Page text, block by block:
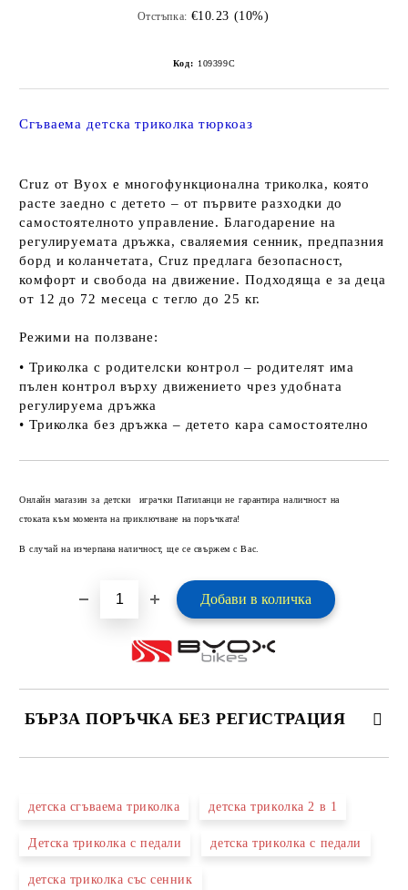
Отстъпка: €10.23 (10%)
Код: 109399C
Сгъваема детска триколка тюркоаз
Cruz от Byox е многофункционална триколка, която
расте заедно с детето – от първите разходки до
самостоятелното управление. Благодарение на
регулируемата дръжка, сваляемия сенник, предпазния
борд и коланчетата, Cruz предлага безопасност,
комфорт и свобода на движение. Подходяща е за деца
от 12 до 72 месеца с тегло до 25 кг.
Режими на ползване:
• Триколка с родителски контрол – родителят има
пълен контрол върху движението чрез удобната
регулируема дръжка
• Триколка без дръжка – детето кара самостоятелно
Онлайн магазин за детски играчки Патиланци не гарантира наличност на
стоката към момента на приключване на поръчката!
В случай на изчерпана наличност, ще се свържем с Вас.
БЪРЗА ПОРЪЧКА БЕЗ РЕГИСТРАЦИЯ
детска сгъваема триколка детска триколка 2 в 1
Детска триколка с педали детска триколка с педали
детска триколка със сенник